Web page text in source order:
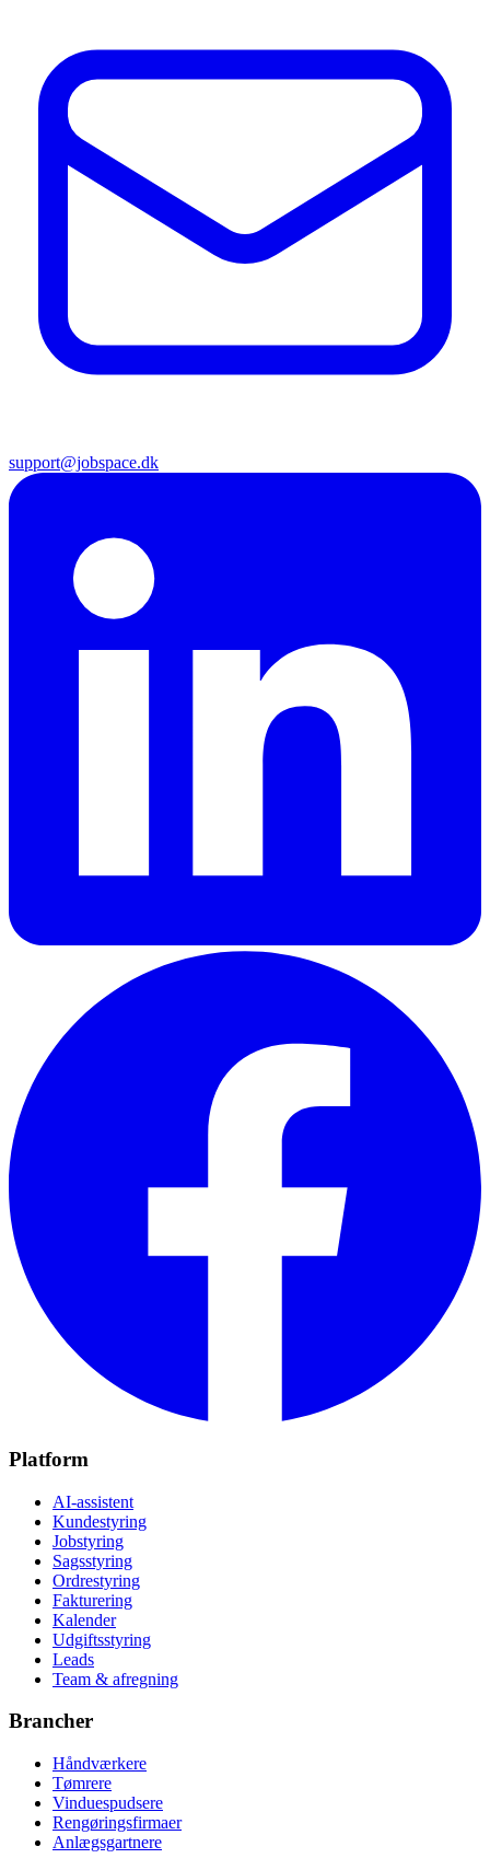
support@jobspace.dk
Platform
AI-assistent
Kundestyring
Jobstyring
Sagsstyring
Ordrestyring
Fakturering
Kalender
Udgiftsstyring
Leads
Team & afregning
Brancher
Håndværkere
Tømrere
Vinduespudsere
Rengøringsfirmaer
Anlægsgartnere